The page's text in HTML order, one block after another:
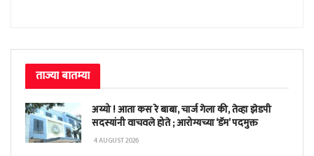
ताज्या बातम्या
अय्यो ! आता कस रे बाबा, चार्ज गेला की, तेव्हा झेडपी
सदस्यांनी वाचवले होते ; आरोग्यच्या ‘डॅम’ पदमुक्त
4 AUGUST 2026